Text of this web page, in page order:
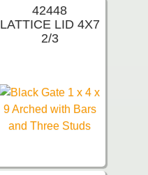
42448
LATTICE LID 4X7
2/3